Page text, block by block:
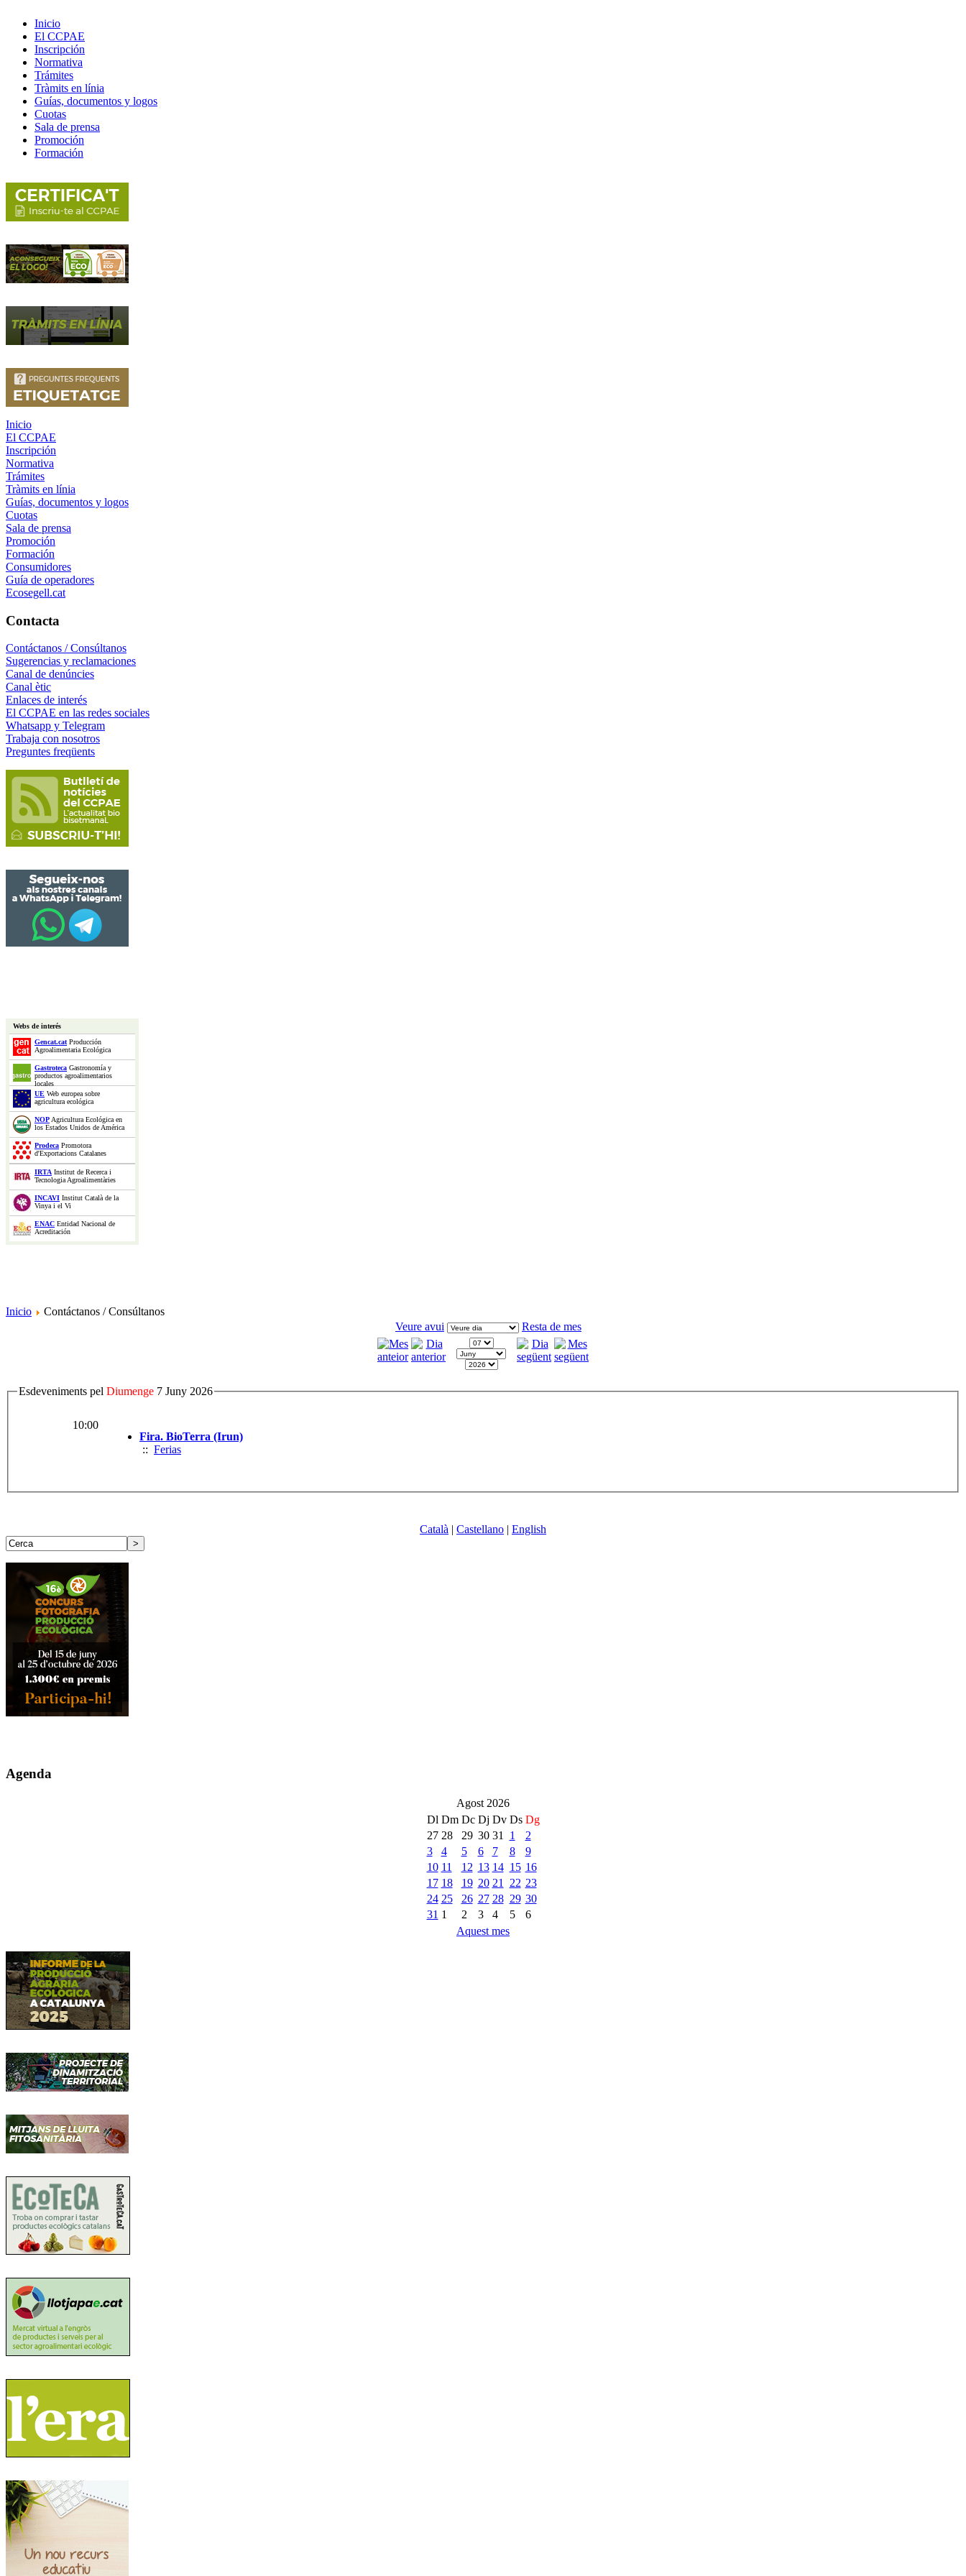
Inicio
El CCPAE
Inscripción
Normativa
Trámites
Tràmits en línia
Guías, documentos y logos
Cuotas
Sala de prensa
Promoción
Formación
Inicio
El CCPAE
Inscripción
Normativa
Trámites
Tràmits en línia
Guías, documentos y logos
Cuotas
Sala de prensa
Promoción
Formación
Consumidores
Guía de operadores
Ecosegell.cat
Contacta
Contáctanos / Consúltanos
Sugerencias y reclamaciones
Canal de denúncies
Canal ètic
Enlaces de interés
El CCPAE en las redes sociales
Whatsapp y Telegram
Trabaja con nosotros
Preguntes freqüents
Webs de interés
Gencat.catProducción
Agroalimentaria Ecológica
Gastroteca Gastronomía y
productos agroalimentarios
locales
UE Web europea sobre
agricultura ecológica
NOPAgricultura Ecológica en
los Estados Unidos de América
Prodeca Promotora
d'Exportacions Catalanes
IRTA Institut de Recerca i
Tecnologia Agroalimentàries
INCAVI Institut Català de la
Vinya i el Vi
ENAC Entidad Nacional de
Acreditación
Inicio
Contáctanos / Consúltanos
Veure avui
Resta de mes
Esdeveniments pel Diumenge 7 Juny 2026
10:00
Fira. BioTerra (Irun)
:: Ferias
Català | Castellano | English
Agenda
Agost 2026
Dl Dm Dc Dj Dv Ds Dg
27 28 29 30 31 1
2
3
4 5 6 7 8
9
10 11 12 13 14 15 16
17 18 19 20 21 22 23
24 25 26 27 28 29 30
31 1 2 3 4 5
6
Aquest mes